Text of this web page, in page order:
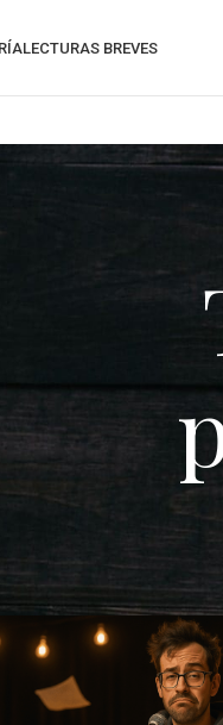
LECTURAS BREVES